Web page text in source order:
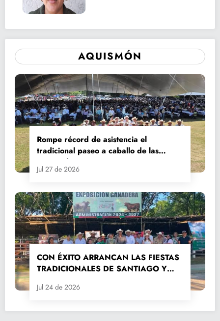
AQUISMÓN
Rompe récord de asistencia el
tradicional paseo a caballo de las
Fiestas de Santiago y Santa Ana
Jul 27 de 2026
CON ÉXITO ARRANCAN LAS FIESTAS
TRADICIONALES DE SANTIAGO Y
Jul 24 de 2026